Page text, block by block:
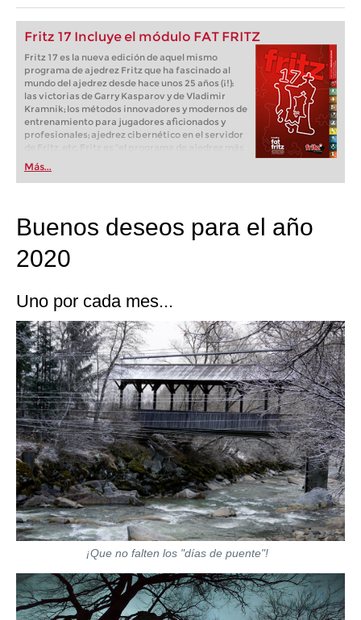
Fritz 17 Incluye el módulo FAT FRITZ
Fritz 17 es la nueva edición de aquel mismo
programa de ajedrez Fritz que ha fascinado al
mundo del ajedrez desde hace unos 25 años (¡!):
las victorias de Garry Kasparov y de Vladimir
Kramnik; los métodos innovadores y modernos de
entrenamiento para jugadores aficionados y
profesionales; ajedrez cibernético en el servidor
popular de Alemania” (Der Spiegel) y ofrece todo
lo que necesita el ajedrecista. La novedad más
espectacular: Fritz 17 incluye el módulo basado
Más...
Buenos deseos para el año
2020
Uno por cada mes...
¡Que no falten los "días de puente"!